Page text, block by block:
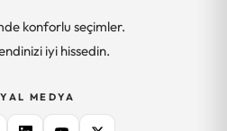
konforlu seçimler.
iyi hissedin.
MEDYA